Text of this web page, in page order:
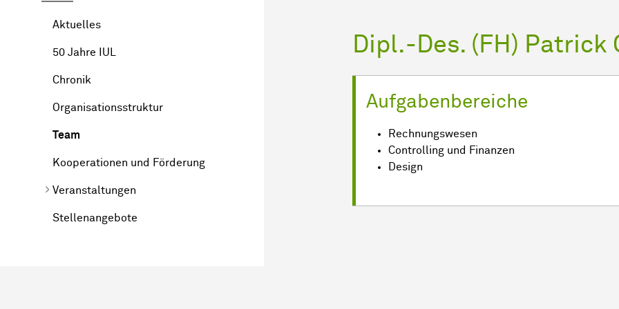
Aktuelles
50 Jahre IUL
Chronik
Organisationsstruktur
Team
Kooperationen und Förderung
Veranstaltungen
Stellenangebote
Dipl.-Des. (FH) Patrick
Aufgabenbereiche
Rechnungswesen
Controlling und Finanzen
Design